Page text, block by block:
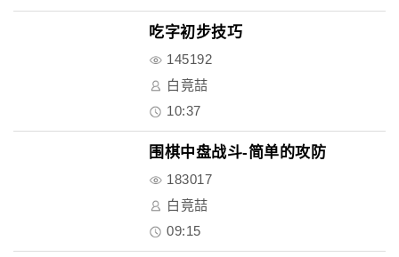
吃字初步技巧
145192
白竟喆
10:37
围棋中盘战斗-简单的攻防
183017
白竟喆
09:15